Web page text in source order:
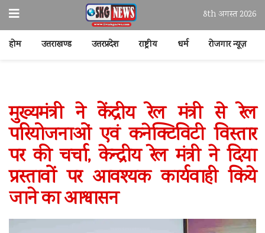
8th अगस्त 2026
होम उत्तराखण्ड उत्तरप्रदेश राष्ट्रीय धर्म रोजगार न्यूज़
मुख्यमंत्री ने केंद्रीय रेल मंत्री से रेल
परियोजनाओं एवं कनेक्टिविटी विस्तार
पर की चर्चा, केन्द्रीय रेल मंत्री ने दिया
प्रस्तावों पर आवश्यक कार्यवाही किये
जाने का आश्वासन